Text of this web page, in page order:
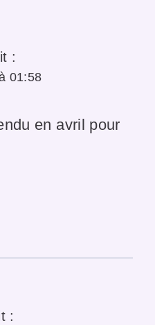
:
01:58
en avril pour
: